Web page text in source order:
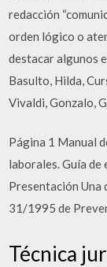
redacción
orden lógico o
destacar algunos
Basulto, Hilda,
Vivaldi, Gonzalo,
Página 1 Manual
laborales. Guía
Presentación Una
31/1995 de
Técnica